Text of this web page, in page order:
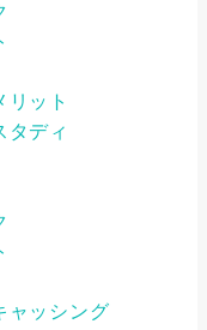
リット
タディ
ャッシング